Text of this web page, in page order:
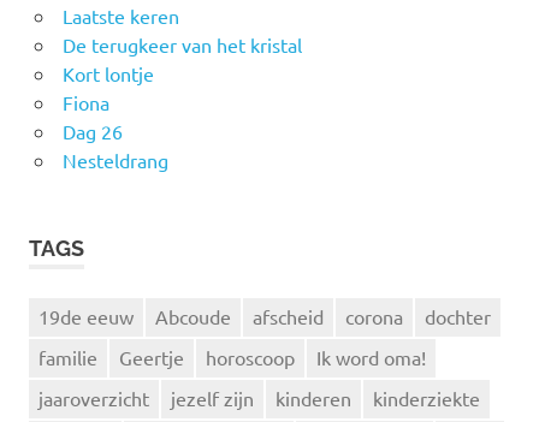
Laatste keren
De terugkeer van het kristal
Kort lontje
Fiona
Dag 26
Nesteldrang
TAGS
19de eeuw Abcoude afscheid corona
dochter
familie
Geertje horoscoop
Ik word oma!
jaaroverzicht
jezelf zijn kinderen
kinderziekte